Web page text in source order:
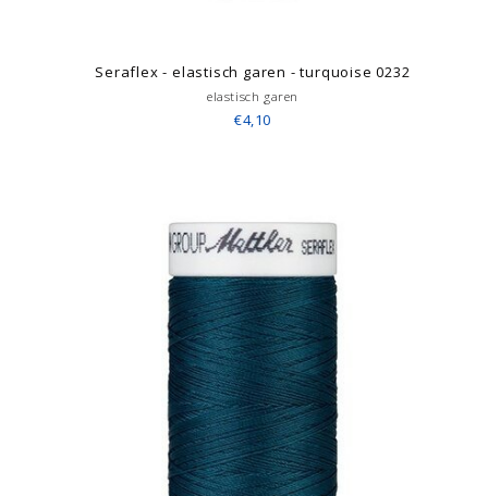
Seraflex - elastisch garen - turquoise 0232
elastisch garen
€4,10